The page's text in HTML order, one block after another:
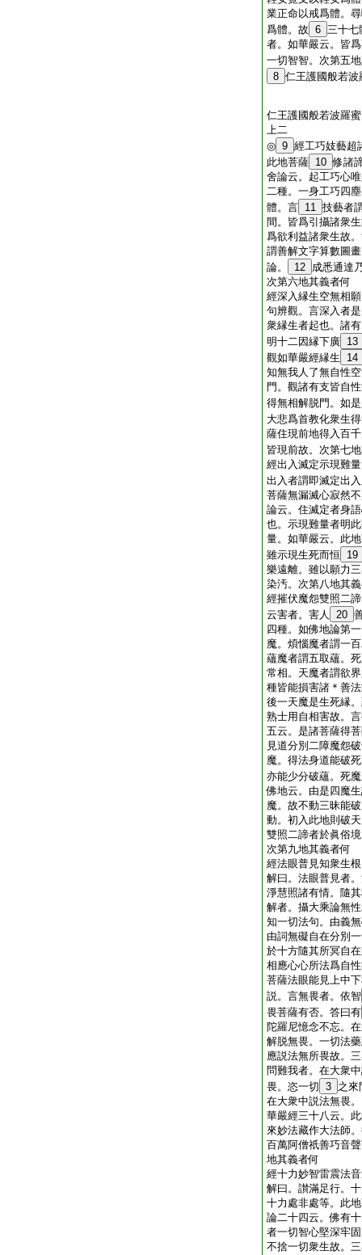
業正命以戒爲體。
爲體。故 6 三十七
者。如華嚴云。皆
一切智智。次第五
8 仁王護國般若
仁王護國般若波羅
上二
◎ 9 經工巧妓藝超
此地菩薩 10 修諸
舍論云。起工巧心
二種。一身工巧四
體。言 11 技藝者
間。皆爲引攝諸衆
爲欲利益諸衆生故
謂善解文字算數圖
論。
12 成悉通達
次第六地其義者何
經深入縁生空無相
句辨觀。言深入者
衆縁生者起也。諸
明十二因縁下廣 13
觀如華嚴經縁生
14
知無我人了無自性
門。觀諸有支皆自
得無相解脱門。如
大悲爲首教化衆生
薩住現前地得入百
皆現前故。次第七
經出入滅定示現難
出入者謂即滅定出
菩薩無漏滅心寂然
論云。住滅定者身
也。示現難量者明
量。如華嚴云。此
雖示現生死而恒
19
樂遠離。雖以願力
染汚。次第八地其
經摧伏魔怨雙照二
云害者。害人
20
四種。如佛地論第
魔。煩惱魔者謂一
蘊魔者謂五取蘊。
常相。天魔者謂欲
種皆能損害諸＊善
後一天魔是生死縁
熟士用自相害故。
五云。是諸菩薩得
見道分別二障魔怨
魔。得法身道能破
亦能少分破蘊。死
佛地云。由是四魔
魔。故不動三昧能
動。初入此地則破
雙照二諦者於眞俗
次第九地其義者何
經法眼普見知衆生
解曰。法眼普見者
淨慧照諸有情。隨
解者。攝大乘論無
知一切法句。由義
由詞無礙自在分別
於十方隨其所冥自
相應心心所法爲自
菩薩法眼能見上中
説。言無畏者。依智
畏菩薩有否。答曰有
陀羅尼憶念不忘。
解脱無畏。一切法
應説法無所畏故。
問難我者。在大衆
畏。恣一切 3 之來
在大衆中説法無畏
華嚴經三十八云。
來妙法藏作大法師
百萬阿僧祇善巧音
地其義者何
經十力妙智雷震法
解曰。讃滿足行。
十力處非處等。此
論二十四云。佛有
者一切智心堅深牢
不捨一切衆生故。